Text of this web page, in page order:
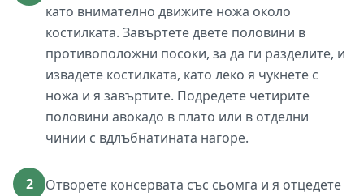
като внимателно движите ножа около
костилката. Завъртете двете половини в
противоположни посоки, за да ги разделите, и
извадете костилката, като леко я чукнете с
ножа и я завъртите. Подредете четирите
половини авокадо в плато или в отделни
чинии с вдлъбнатината нагоре.
2
Отворете консервата със сьомга и я отцедете